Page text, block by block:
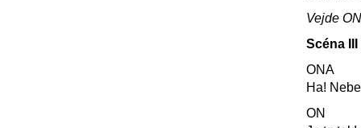
Vejde ON
Scéna
ONA
Ha!
ON